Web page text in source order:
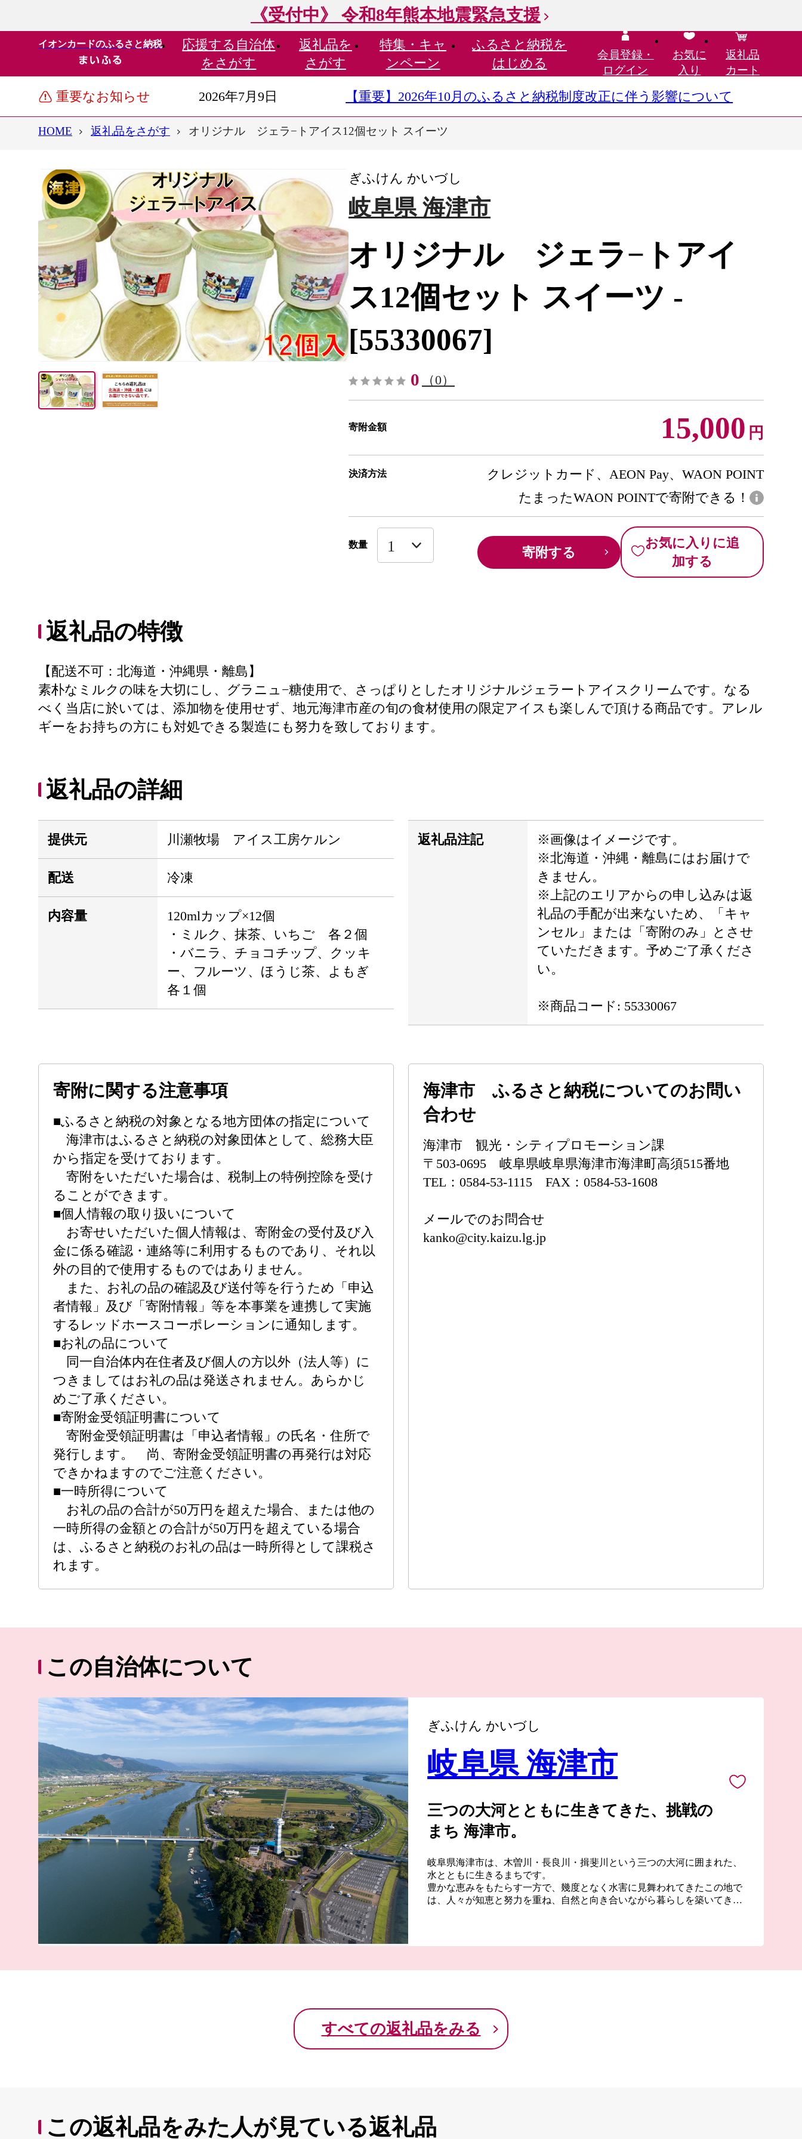
《受付中》 令和8年熊本地震緊急支援
イオンカードのふるさと納税 応援する 自治体
をさがす
返礼品を
さがす
特集・ キャ
ンペーン
ふるさと納税を
はじめる
会員登録・
ログイン
お気に
入り
返礼品
カート
重要なお知らせ 2026年7月9日 【重要】2026年10月のふるさと納税制度改正に伴う影響について
HOME 返礼品をさがす オリジナル ジェラ−トアイス12個セット スイーツ
ぎふけん かいづし
岐阜県 海津市
オリジナル ジェラ−トアイ
ス12個セット スイーツ -
[55330067]
0 （0）
寄附金額 15,000 円
決済方法
クレジットカード、AEON Pay、WAON POINT
たまったWAON POINTで寄附できる！
数量 寄附する
お気に入りに追
加する
返礼品の特徴
【配送不可：北海道・沖縄県・離島】
素朴なミルクの味を大切にし、グラニュ−糖使用で、さっぱりとしたオリジナルジェラートアイスクリームです。なる
べく当店に於いては、添加物を使用せず、地元海津市産の旬の食材使用の限定アイスも楽しんで頂ける商品です。アレル
ギーをお持ちの方にも対処できる製造にも努力を致しております。
返礼品の詳細
提供元 川瀬牧場 アイス工房ケルン
配送 冷凍
内容量
120mlカップ×12個
・ミルク、抹茶、いちご 各２個
・バニラ、チョコチップ、クッキ
ー、フルーツ、ほうじ茶、よもぎ
各１個
返礼品注記
※画像はイメージです。
※北海道・沖縄・離島にはお届けで
きません。
※上記のエリアからの申し込みは返
礼品の手配が出来ないため、「キャ
ンセル」または「寄附のみ」とさせ
ていただきます。予めご了承くださ
い。
※商品コード: 55330067
寄附に関する注意事項
■ふるさと納税の対象となる地方団体の指定について
海津市はふるさと納税の対象団体として、総務大臣
から指定を受けております。
寄附をいただいた場合は、税制上の特例控除を受け
ることができます。
■個人情報の取り扱いについて
お寄せいただいた個人情報は、寄附金の受付及び入
金に係る確認・連絡等に利用するものであり、それ以
外の目的で使用するものではありません。
また、お礼の品の確認及び送付等を行うため「申込
者情報」及び「寄附情報」等を本事業を連携して実施
するレッドホースコーポレーションに通知します。
■お礼の品について
同一自治体内在住者及び個人の方以外（法人等）に
つきましてはお礼の品は発送されません。あらかじ
めご了承ください。
■寄附金受領証明書について
寄附金受領証明書は「申込者情報」の氏名・住所で
発行します。 尚、寄附金受領証明書の再発行は対応
できかねますのでご注意ください。
■一時所得について
お礼の品の合計が50万円を超えた場合、または他の
一時所得の金額との合計が50万円を超えている場合
は、ふるさと納税のお礼の品は一時所得として課税さ
れます。
海津市 ふるさと納税についてのお問い
合わせ
海津市 観光・シティプロモーション課
〒503-0695 岐阜県岐阜県海津市海津町高須515番地
TEL：0584-53-1115 FAX：0584-53-1608
メールでのお問合せ
kanko@city.kaizu.lg.jp
この自治体について
ぎふけん かいづし
岐阜県 海津市
三つの大河とともに生きてきた、挑戦の
まち 海津市。
岐阜県海津市は、木曽川・長良川・揖斐川という三つの大河に囲まれた、
水とともに生きるまちです。
豊かな恵みをもたらす一方で、幾度となく水害に見舞われてきたこの地で
は、人々が知恵と努力を重ね、自然と向き合いながら暮らしを築いてきま
現在の安心な暮らしと豊かな大地を支えています。
肥沃な土壌で育つみかんや柿などの農産物は、自然の恵みと人の手が織り
皆さまからのご寄附は、この大切な自然環境や歴史の継承、地域のにぎわ
いづくり、未来を担う子どもたちの育成に活用させていただきます。
すべての返礼品をみる
この返礼品をみた人が見ている返礼品